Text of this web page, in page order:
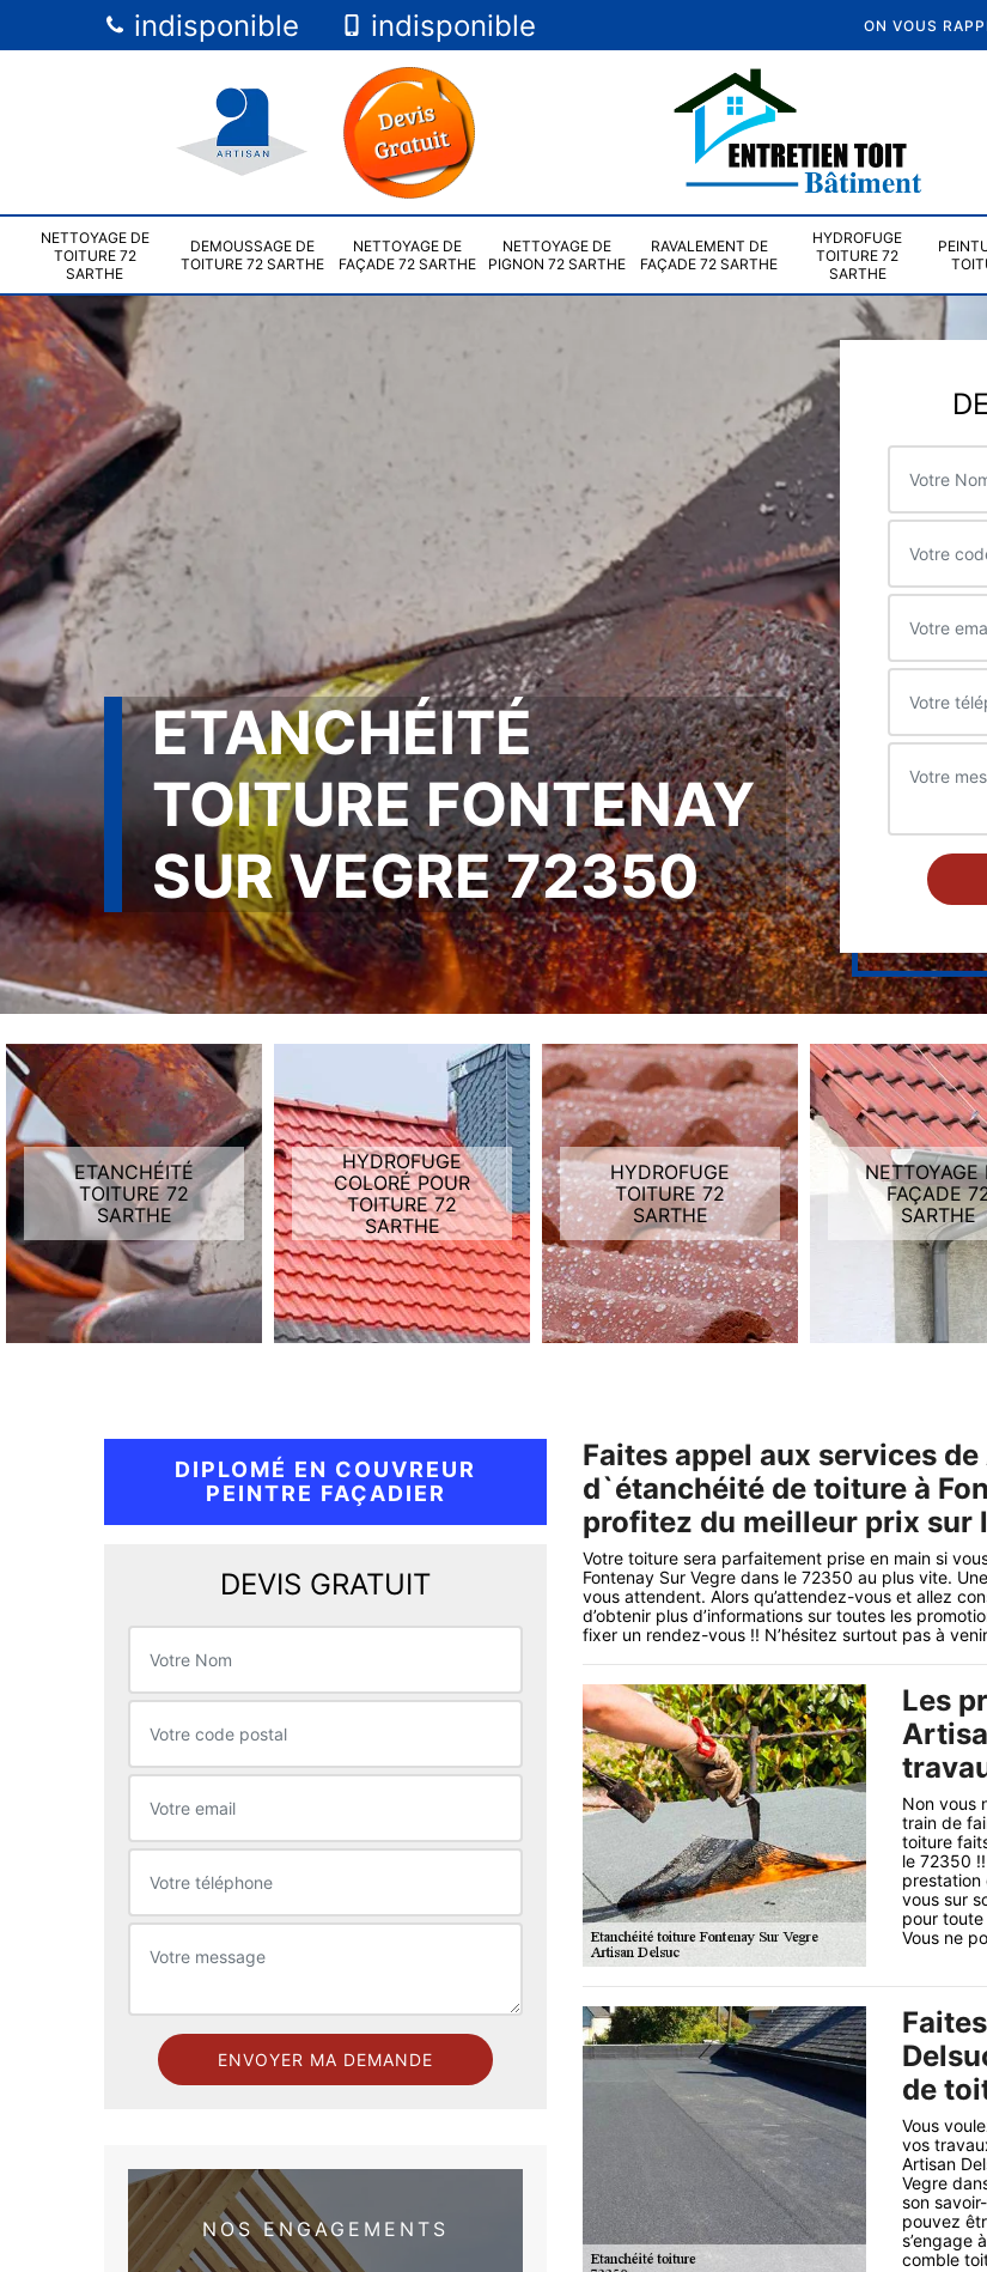
indisponible indisponible ON VOUS
NETTOYAGE DE
TOITURE 72
SARTHE
DEMOUSSAGE DE
TOITURE 72 SARTHE
NETTOYAGE DE
FAÇADE 72 SARTHE
NETTOYAGE DE
PIGNON 72 SARTHE
RAVALEMENT DE
FAÇADE 72 SARTHE
HYDROFUGE
TOITURE 72
SARTHE
ETANCHÉITÉ
TOITURE FONTENAY
SUR VEGRE 72350
ETANCHÉITÉ
TOITURE 72
SARTHE
HYDROFUGE
COLORÉ POUR
TOITURE 72
SARTHE
HYDROFUGE
TOITURE 72
SARTHE
NETTOYAGE
FAÇADE
SARTHE
DIPLOMÉ EN COUVREUR
PEINTRE FAÇADIER
DEVIS GRATUIT
NOS ENGAGEMENTS
Faites appel aux services
d`étanchéité de toiture à
profitez du meilleur prix sur
Votre toiture sera parfaitement prise en main si
Fontenay Sur Vegre dans le 72350 au plus vite.
vous attendent. Alors qu’attendez-vous et allez
d’obtenir plus d’informations sur toutes les
fixer un rendez-vous !! N’hésitez surtout pas à
Les
Non vous
train de
toiture
le 72350
prestation
vous sur
pour
Vous ne
de
Vous
vos
Artisan
Vegre
son
pouvez
s’engage
comble